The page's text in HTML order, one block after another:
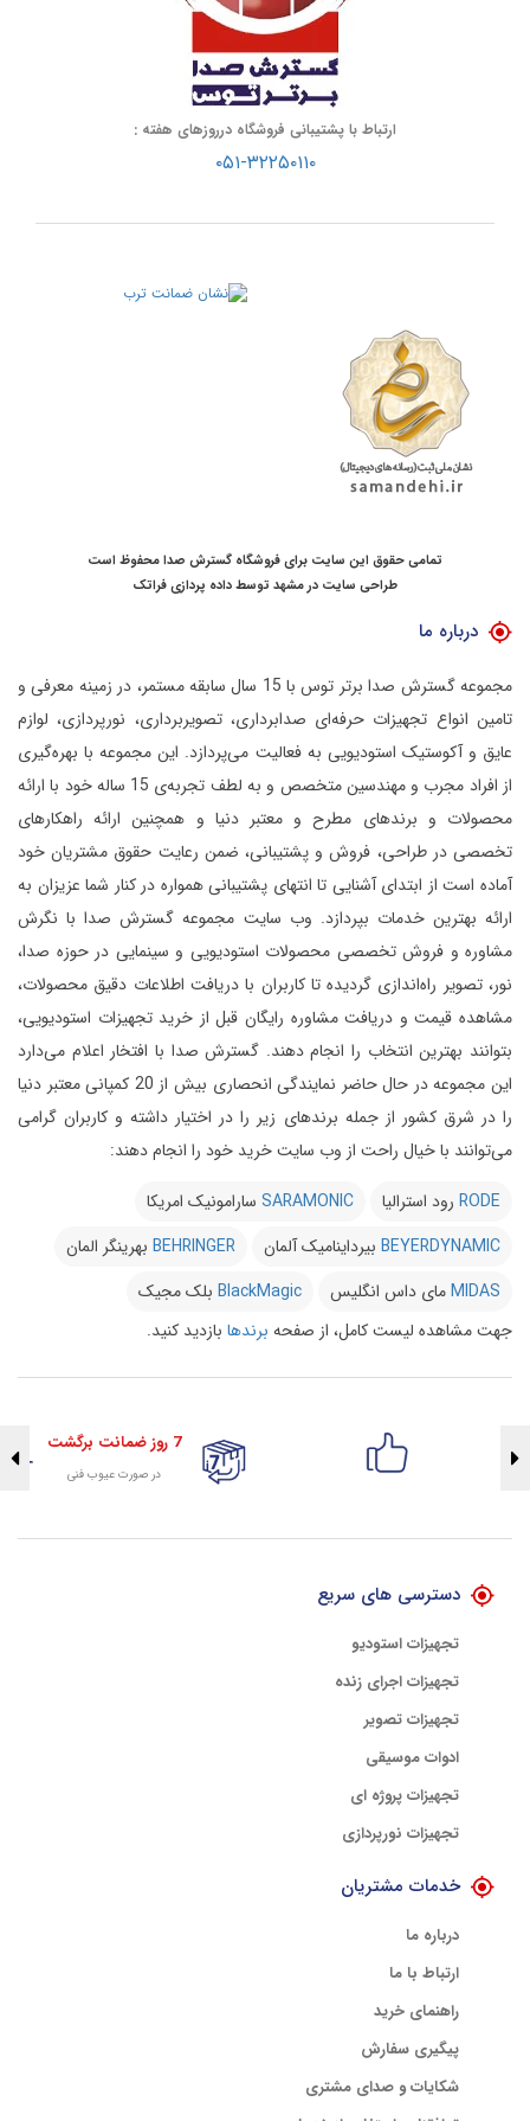
ارتباط با پشتیبانی فروشگاه درروزهای هفته :
۰۵۱-۳۲۲۵۰۱۱۰
تمامی حقوق این سایت برای فروشگاه گسترش صدا محفوظ است
طراحی سایت در مشهد توسطداده پردازی فراتک
درباره ما
مجموعه گسترش صدا برتر توس با 15 سال سابقه مستمر، در زمینه معرفی و
تامین انواع تجهیزات حرفه‌ای صدابرداری، تصویربرداری، نورپردازی، لوازم
عایق و آکوستیک استودیویی به فعالیت می‌پردازد. این مجموعه با بهره‌گیری
از افراد مجرب و مهندسین متخصص و به لطف تجربه‌ی 15 ساله خود با ارائه
محصولات و برندهای مطرح و معتبر دنیا و همچنین ارائه راهکارهای
تخصصی در طراحی، فروش و پشتیبانی، ضمن رعایت حقوق مشتریان خود
آماده است از ابتدای آشنایی تا انتهای پشتیبانی همواره در کنار شما عزیزان به
ارائه بهترین خدمات بپردازد. وب سایت مجموعه گسترش صدا با نگرش
مشاوره و فروش تخصصی محصولات استودیویی و سینمایی در حوزه صدا،
نور، تصویر راه‌اندازی گردیده تا کاربران با دریافت اطلاعات دقیق محصولات،
مشاهده قیمت و دریافت مشاوره رایگان قبل از خرید تجهیزات استودیویی،
بتوانند بهترین انتخاب را انجام دهند. گسترش صدا با افتخار اعلام می‌دارد
این مجموعه در حال حاضر نمایندگی انحصاری بیش از 20 کمپانی معتبر دنیا
را در شرق کشور از جمله برندهای زیر را در اختیار داشته و کاربران گرامی
می‌توانند با خیال راحت از وب سایت خرید خود را انجام دهند:
RODE رود استرالیا SARAMONIC سارامونیک امریکا
BEYERDYNAMIC بیرداینامیک آلمان BEHRINGER بهرینگر المان
MIDASمای داس انگلیس BlackMagic بلک مجیک
جهت مشاهده لیست کامل، از صفحه برندها بازدید کنید.
7 روز ضمانت برگشت
در صورت عیوب فنی
دسترسی های سریع
تجهیزات استودیو
تجهیزات اجرای زنده
تجهیزات تصویر
ادوات موسیقی
تجهیزات پروژه ای
تجهیزات نورپردازی
خدمات مشتریان
درباره ما
ارتباط با ما
راهنمای خرید
پیگیری سفارش
شکایات و صدای مشتری